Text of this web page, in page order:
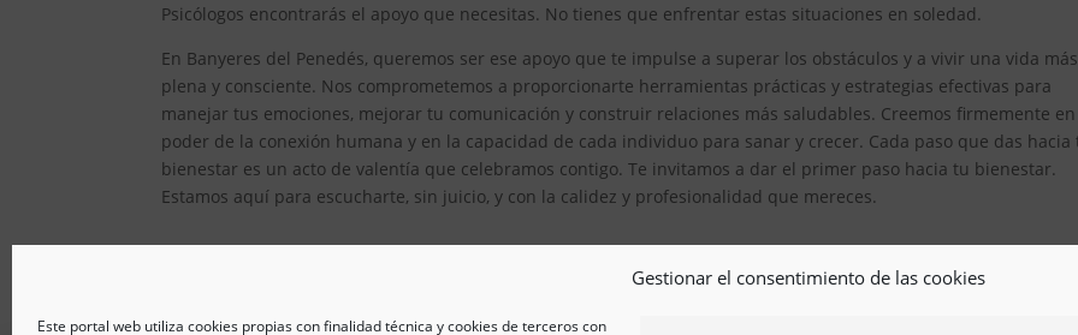
Gestionar el consentimiento de las cookies
Este portal web utiliza cookies propias con finalidad técnica y cookies de terceros con
Psicólogos encontrarás el apoyo que necesitas. No tienes que enfrentar estas situaciones en soledad.
En Banyeres del Penedés, queremos ser ese apoyo que te impulse a superar los obstáculos y a vivir una vida más
plena y consciente. Nos comprometemos a proporcionarte herramientas prácticas y estrategias efectivas para
manejar tus emociones, mejorar tu comunicación y construir relaciones más saludables. Creemos firmemente
poder de la conexión humana y en la capacidad de cada individuo para sanar y crecer. Cada paso que das hacia
bienestar es un acto de valentía que celebramos contigo. Te invitamos a dar el primer paso hacia tu bienestar.
Estamos aquí para escucharte, sin juicio, y con la calidez y profesionalidad que mereces.